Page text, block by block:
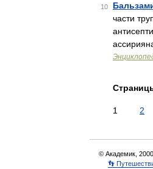
10
части
1 2
© Академик,
👣